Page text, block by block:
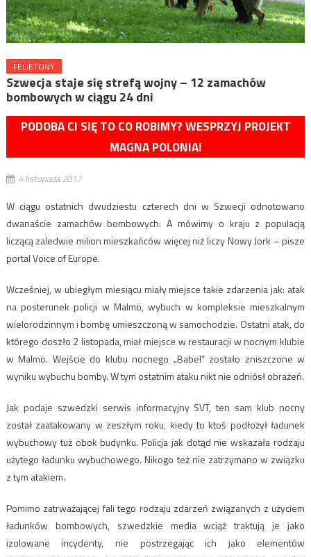
FELIETONY
Szwecja staje się strefą wojny – 12 zamachów
bombowych w ciągu 24 dni
PODOBA CI SIĘ TO CO ROBIMY? WESPRZYJ PROJEKT
MAGNA POLONIA!
4 listopada 2017
W ciągu ostatnich dwudziestu czterech dni w Szwecji odnotowano
dwanaście zamachów bombowych. A mówimy o kraju z populacją
liczącą zaledwie milion mieszkańców więcej niż liczy Nowy Jork – pisze
portal Voice of Europe.
Wcześniej, w ubiegłym miesiącu miały miejsce takie zdarzenia jak: atak
na posterunek policji w Malmö, wybuch w kompleksie mieszkalnym
wielorodzinnym i bombę umieszczoną w samochodzie. Ostatni atak, do
którego doszło 2 listopada, miał miejsce w restauracji w nocnym klubie
w Malmö. Wejście do klubu nocnego „Babel” zostało zniszczone w
wyniku wybuchu bomby. W tym ostatnim ataku nikt nie odniósł obrażeń.
Jak podaje szwedzki serwis informacyjny SVT, ten sam klub nocny
został zaatakowany w zeszłym roku, kiedy to ktoś podłożył ładunek
wybuchowy tuż obok budynku. Policja jak dotąd nie wskazała rodzaju
użytego ładunku wybuchowego. Nikogo też nie zatrzymano w związku
z tym atakiem.
Pomimo zatrważającej fali tego rodzaju zdarzeń związanych z użyciem
ładunków bombowych, szwedzkie media wciąż traktują je jako
izolowane incydenty, nie postrzegając ich jako elementów